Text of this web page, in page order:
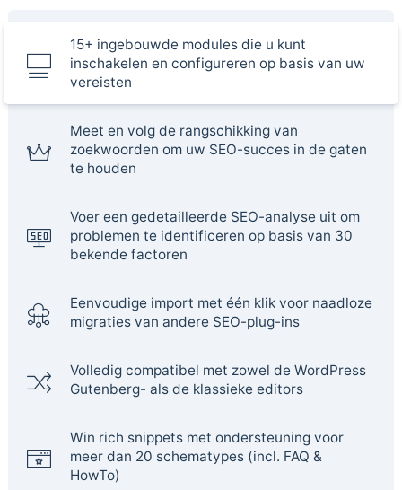
15+ ingebouwde modules die u kunt
inschakelen en configureren op basis van uw
vereisten
Meet en volg de rangschikking van
zoekwoorden om uw SEO-succes in de gaten
te houden
Voer een gedetailleerde SEO-analyse uit om
problemen te identificeren op basis van 30
bekende factoren
Eenvoudige import met één klik voor naadloze
migraties van andere SEO-plug-ins
Volledig compatibel met zowel de WordPress
Gutenberg- als de klassieke editors
Win rich snippets met ondersteuning voor
meer dan 20 schematypes (incl. FAQ &
HowTo)